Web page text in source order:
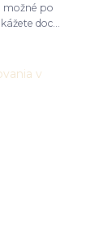
možné po
doc...